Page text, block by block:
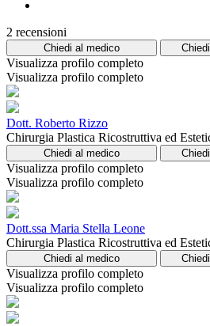
2 recensioni
Chiedi al medico
Visualizza profilo completo
Visualizza profilo completo
Dott. Roberto Rizzo
Chirurgia Plastica Ricostruttiva ed
Chiedi al medico
Visualizza profilo completo
Visualizza profilo completo
Dott.ssa Maria Stella Leone
Chirurgia Plastica Ricostruttiva ed
Chiedi al medico
Visualizza profilo completo
Visualizza profilo completo